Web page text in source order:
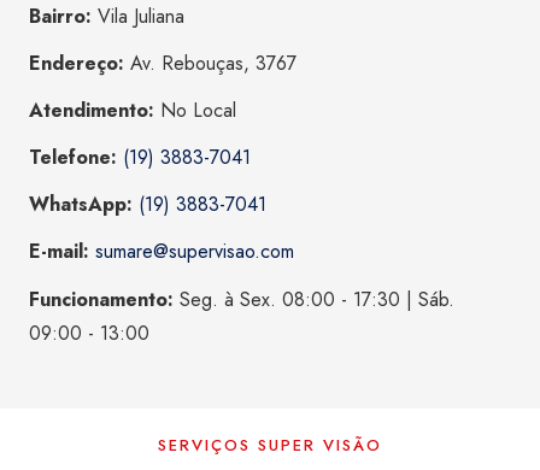
Bairro: Vila Juliana
Endereço: Av. Rebouças, 3767
Atendimento: No Local
Telefone: (19) 3883-7041
WhatsApp: (19) 3883-7041
E-mail: sumare@supervisao.com
Funcionamento: Seg. à Sex. 08:00 - 17:30 | Sáb.
09:00 - 13:00
SERVIÇOS SUPER VISÃO